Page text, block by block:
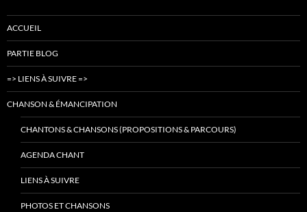
ACCUEIL
PARTIE BLOG
=> LIENS À SUIVRE =>
CHANSON & ÉMANCIPATION
CHANTONS & CHANSONS (PROPOSITIONS & PARCOURS)
AGENDA CHANT
LIENS À SUIVRE
PHOTOS ET CHANSONS